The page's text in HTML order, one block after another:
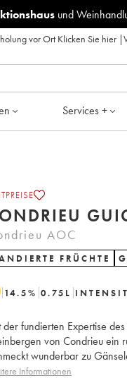
und
vor Ort Klicken Sie hier|
Services +
AOC
FRÜCHTE
14.5% 0.75 L
der fundierten Expertise
von Condrieu ein
wunderbar zu
Informationen